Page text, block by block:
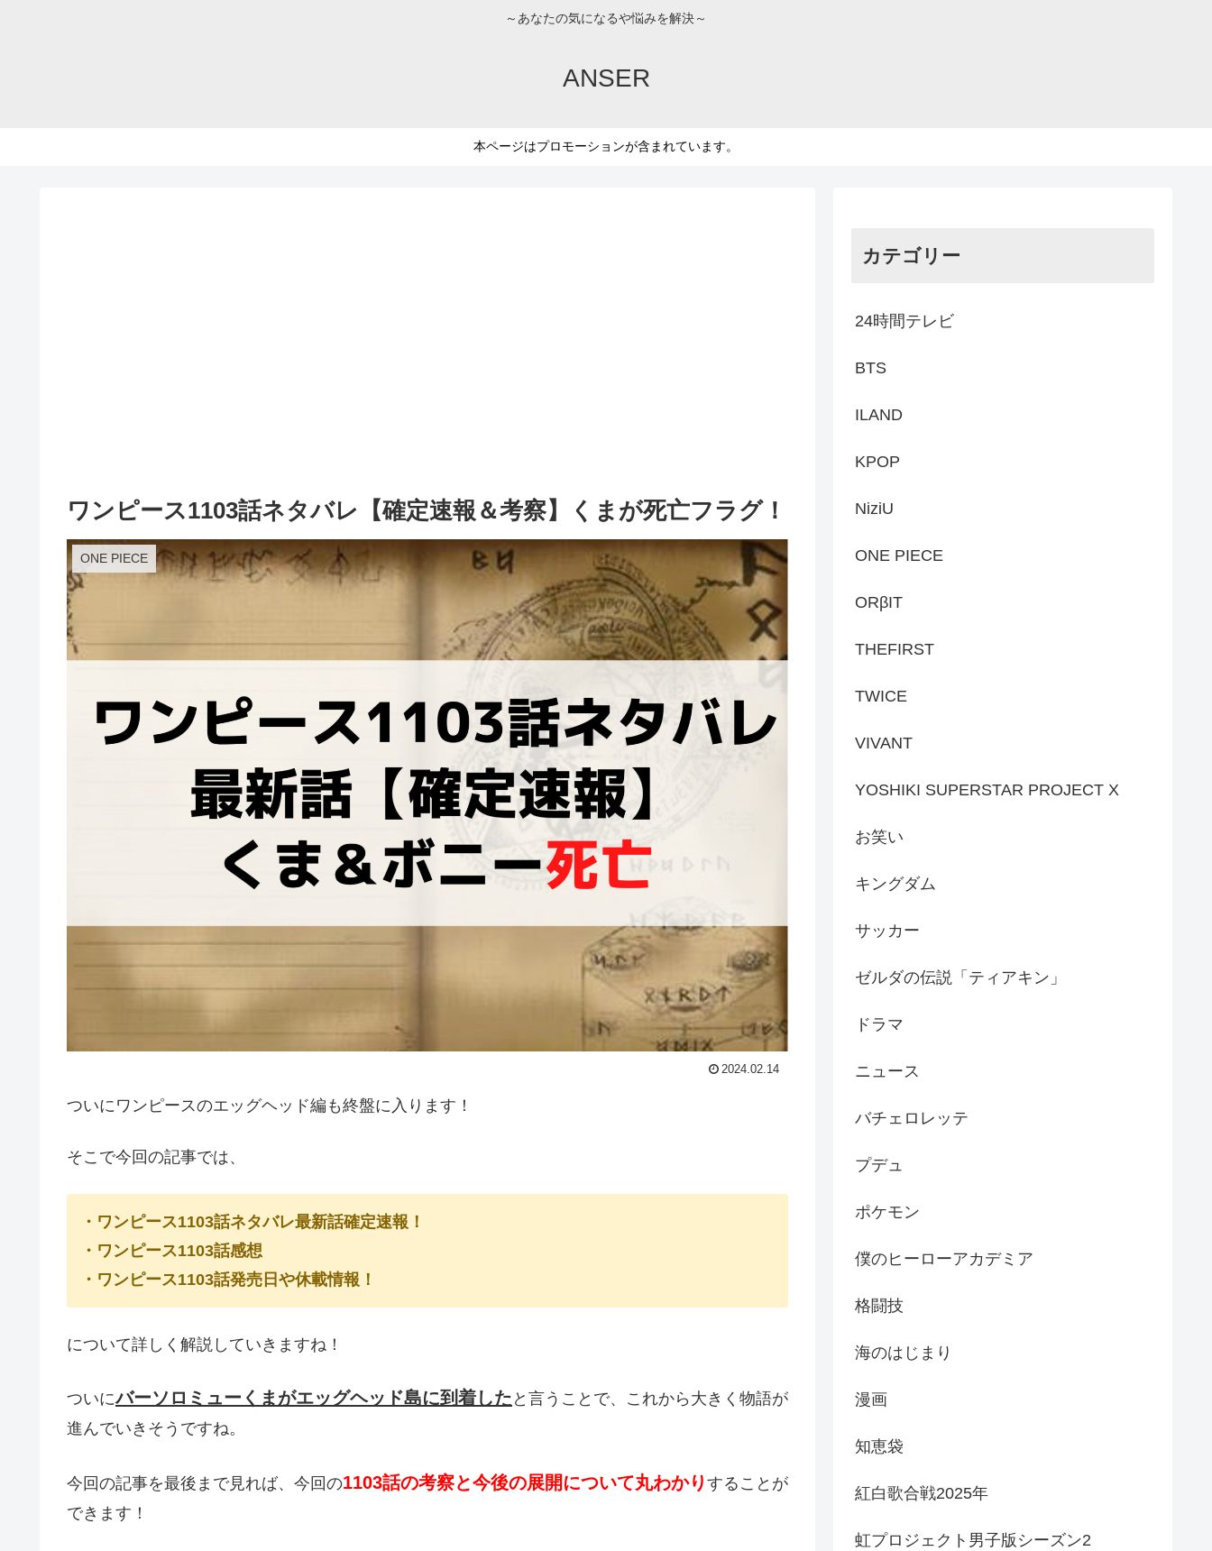
～あなたの気になるや悩みを解決～
ANSER
本ページはプロモーションが含まれています。
ワンピース1103話ネタバレ【確定速報＆考察】くまが死亡フラグ！
ONE PIECE
2024.02.14
ついにワンピースのエッグヘッド編も終盤に入ります！
そこで今回の記事では、
・ワンピース1103話ネタバレ最新話確定速報！
・ワンピース1103話感想
・ワンピース1103話発売日や休載情報！
について詳しく解説していきますね！
ついにバーソロミューくまがエッグヘッド島に到着した と言うことで、これから大きく物語が
進んでいきそうですね。
今回の記事を最後まで見れば、今回の1103話の考察と今後の展開について丸わかり することが
できます！
カテゴリー
24時間テレビ
BTS
ILAND
KPOP
NiziU
ONE PIECE
ORβIT
THEFIRST
TWICE
VIVANT
YOSHIKI SUPERSTAR PROJECT X
お笑い
キングダム
サッカー
ゼルダの伝説「ティアキン」
ドラマ
ニュース
バチェロレッテ
プデュ
ポケモン
僕のヒーローアカデミア
格闘技
海のはじまり
漫画
知恵袋
紅白歌合戦2025年
虹プロジェクト男子版シーズン2